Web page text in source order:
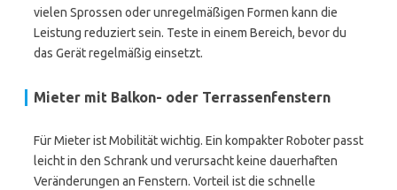
vielen Sprossen oder unregelmäßigen Formen kann die
Leistung reduziert sein. Teste in einem Bereich, bevor du
das Gerät regelmäßig einsetzt.
Mieter mit Balkon- oder Terrassenfenstern
Für Mieter ist Mobilität wichtig. Ein kompakter Roboter passt
leicht in den Schrank und verursacht keine dauerhaften
Veränderungen an Fenstern. Vorteil ist die schnelle